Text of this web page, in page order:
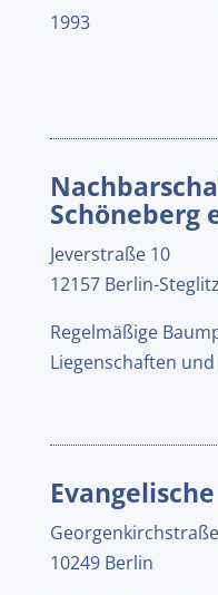
1993
Schöneberg
Jeverstraße 10
12157 Berlin-Steglitz
Regelmäßige
Liegenschaften und
10249 Berlin